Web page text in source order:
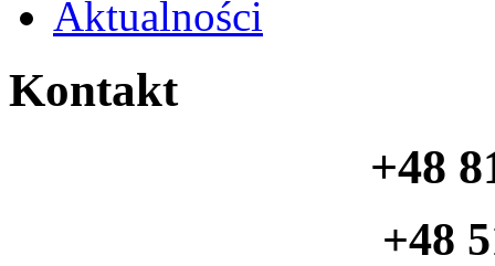
Aktualności
Kontakt
+48
+48